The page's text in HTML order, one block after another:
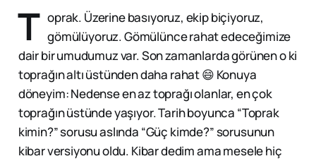
T oprak. Üzerine basıyoruz, ekip biçiyoruz,
gömülüyoruz. Gömülünce rahat edeceğimize
dair bir umudumuz var. Son zamanlarda görünen o ki
toprağın altı üstünden daha rahat 😄 Konuya
döneyim: Nedense en az toprağı olanlar, en çok
toprağın üstünde yaşıyor. Tarih boyunca “Toprak
kimin?” sorusu aslında “Güç kimde?” sorusunun
kibar versiyonu oldu. Kibar dedim ama mesele hiç